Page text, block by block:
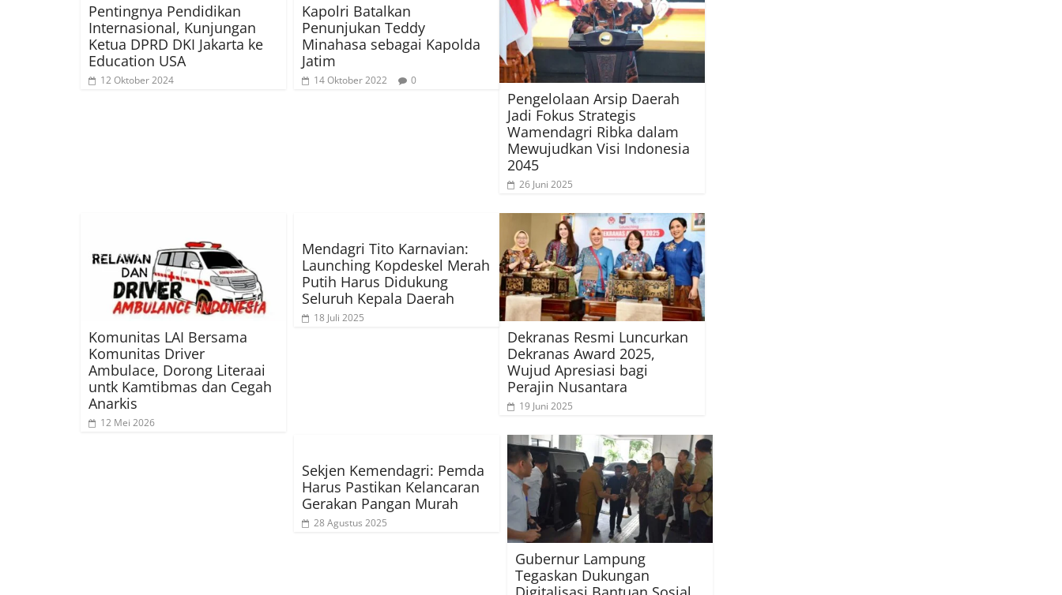
Pentingnya Pendidikan
Internasional, Kunjungan
Ketua DPRD DKI Jakarta ke
Education USA
12 Oktober 2024
Kapolri Batalkan
Penunjukan Teddy
Minahasa sebagai Kapolda
Jatim
14 Oktober 2022 0
Pengelolaan Arsip Daerah
Jadi Fokus Strategis
Wamendagri Ribka dalam
Mewujudkan Visi Indonesia
2045
26 Juni 2025
Komunitas LAI Bersama
Komunitas Driver
Ambulace, Dorong Literaai
untk Kamtibmas dan Cegah
Anarkis
12 Mei 2026
Mendagri Tito Karnavian:
Launching Kopdeskel Merah
Putih Harus Didukung
Seluruh Kepala Daerah
18 Juli 2025
Dekranas Resmi Luncurkan
Dekranas Award 2025,
Wujud Apresiasi bagi
Perajin Nusantara
19 Juni 2025
Sekjen Kemendagri: Pemda
Harus Pastikan Kelancaran
Gerakan Pangan Murah
28 Agustus 2025
Gubernur Lampung
Tegaskan Dukungan